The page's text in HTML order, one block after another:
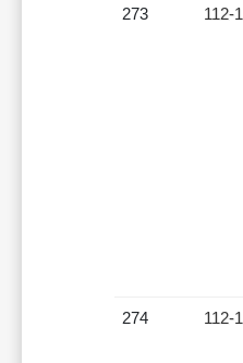
273 112-1
274 112-1